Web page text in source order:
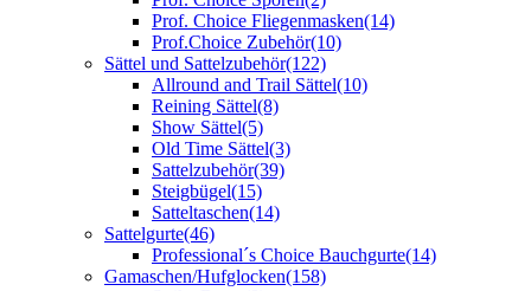
Prof. Choice Fliegenmasken(14)
Prof.Choice Zubehör(10)
Sättel und Sattelzubehör(122)
Allround and Trail Sättel(10)
Reining Sättel(8)
Show Sättel(5)
Old Time Sättel(3)
Sattelzubehör(39)
Steigbügel(15)
Satteltaschen(14)
Sattelgurte(46)
Professional´s Choice Bauchgurte(14)
Gamaschen/Hufglocken(158)